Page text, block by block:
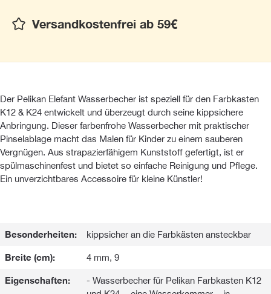
Versandkostenfrei ab 59€
Der Pelikan Elefant Wasserbecher ist speziell für den Farbkasten
K12 & K24 entwickelt und überzeugt durch seine kippsichere
Anbringung. Dieser farbenfrohe Wasserbecher mit praktischer
Pinselablage macht das Malen für Kinder zu einem sauberen
Vergnügen. Aus strapazierfähigem Kunststoff gefertigt, ist er
spülmaschinenfest und bietet so einfache Reinigung und Pflege.
Ein unverzichtbares Accessoire für kleine Künstler!
Besonderheiten: kippsicher an die Farbkästen ansteckbar
Breite (cm): 4 mm, 9
Eigenschaften:
- Wasserbecher für Pelikan Farbkasten K12